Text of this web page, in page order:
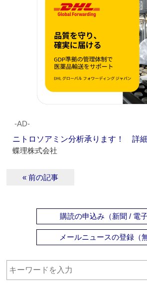
‐AD‐
ニトロソアミン分析承ります！ 詳
蝶理株式会社
« 前の記事
購読の申込み（新聞 / 電子
メールニュースの登録（